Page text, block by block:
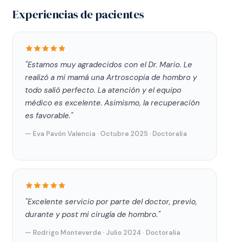
Experiencias de pacientes
"Estamos muy agradecidos con el Dr. Mario. Le
realizó a mi mamá una Artroscopia de hombro y
todo salió perfecto. La atención y el equipo
médico es excelente. Asimismo, la recuperación
es favorable."
— Eva Pavón Valencia · Octubre 2025 · Doctoralia
"Excelente servicio por parte del doctor, previo,
durante y post mi cirugía de hombro."
— Rodrigo Monteverde · Julio 2024 · Doctoralia